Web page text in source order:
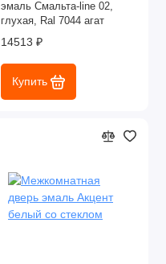
эмаль Смальта-line 02,
глухая, Ral 7044 агат
14513 ₽
Купить